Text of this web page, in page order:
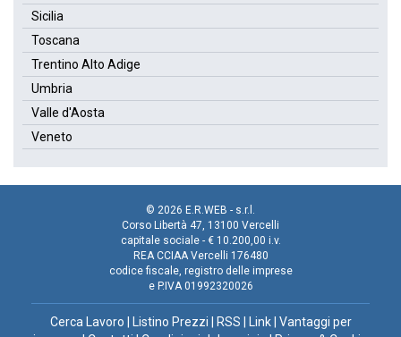
Sicilia
Toscana
Trentino Alto Adige
Umbria
Valle d'Aosta
Veneto
© 2026 E.R.WEB - s.r.l.
Corso Libertà 47, 13100 Vercelli
capitale sociale - € 10.200,00 i.v.
REA CCIAA Vercelli 176480
codice fiscale, registro delle imprese
e P.IVA 01992320026
Cerca Lavoro Listino Prezzi RSS Link| Vantaggi per